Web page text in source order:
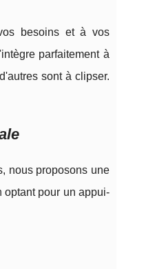
besoins et à vos
parfaitement à
sont à clipser.
nous proposons une
optant pour un appui-